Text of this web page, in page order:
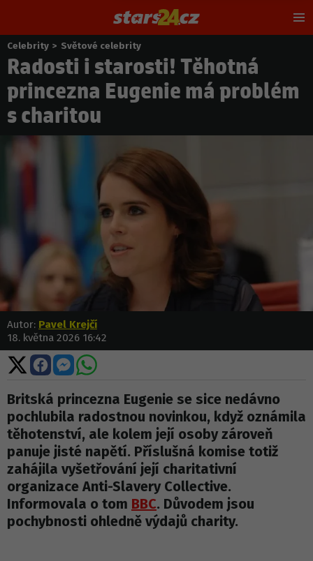
Nacházíte
se
zde:
Celebrity > Světové celebrity
Radosti i starosti! Těhotná
princezna Eugenie má problém
s charitou
Autor: Pavel Krejčí
18. května 2026 16:42
Sdílet
na
X
Sdílet
na
Facebooku
Sdílet
na
Messengeru
Sdílet
WhatsApp
Britská princezna Eugenie se sice nedávno
pochlubila radostnou novinkou, když oznámila
těhotenství, ale kolem její osoby zároveň
panuje jisté napětí. Příslušná komise totiž
zahájila vyšetřování její charitativní
organizace Anti-Slavery Collective.
Informovala o tom BBC. Důvodem jsou
pochybnosti ohledně výdajů charity.